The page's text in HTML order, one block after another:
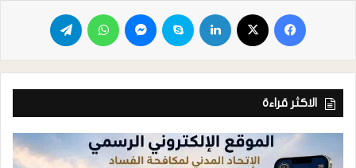
الاكثر قراءة